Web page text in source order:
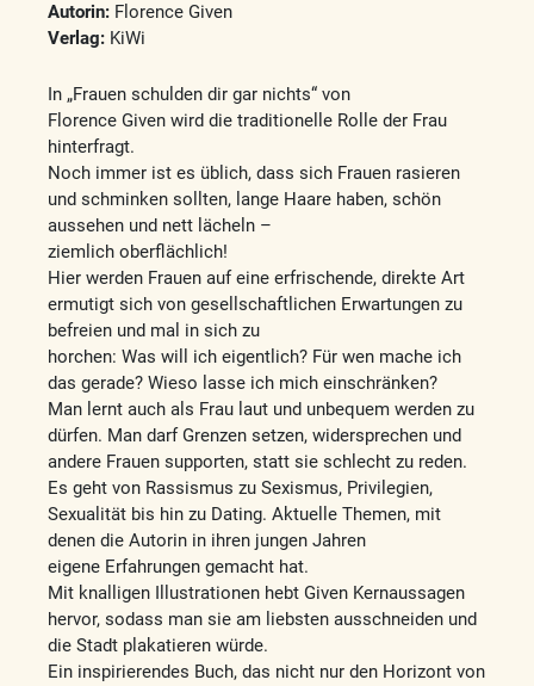
Autorin: Florence Given
Verlag: KiWi
In „Frauen schulden dir gar nichts“ von
Florence Given wird die traditionelle Rolle der Frau
hinterfragt.
Noch immer ist es üblich, dass sich Frauen rasieren
und schminken sollten, lange Haare haben, schön
aussehen und nett lächeln –
ziemlich oberflächlich!
Hier werden Frauen auf eine erfrischende, direkte Art
ermutigt sich von gesellschaftlichen Erwartungen zu
befreien und mal in sich zu
horchen: Was will ich eigentlich? Für wen mache ich
das gerade? Wieso lasse ich mich einschränken?
Man lernt auch als Frau laut und unbequem werden zu
dürfen. Man darf Grenzen setzen, widersprechen und
andere Frauen supporten, statt sie schlecht zu reden.
Es geht von Rassismus zu Sexismus, Privilegien,
Sexualität bis hin zu Dating. Aktuelle Themen, mit
denen die Autorin in ihren jungen Jahren
eigene Erfahrungen gemacht hat.
Mit knalligen Illustrationen hebt Given Kernaussagen
hervor, sodass man sie am liebsten ausschneiden und
die Stadt plakatieren würde.
Ein inspirierendes Buch, das nicht nur den Horizont von